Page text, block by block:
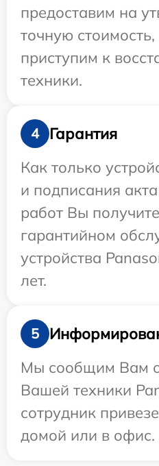
предоставим на
точную
приступим к
техники.
4
Гарантия
Как только
и подписания
работ Вы
гарантийном
устройства
лет.
5
Мы сообщим Вам о
Вашей техники
сотрудник
домой или в офис.